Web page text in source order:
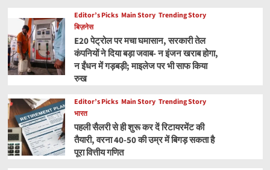
Editor’s Picks Main Story Trending Story
बिज़नेस
E20 पेट्रोल पर मचा घमासान, सरकारी तेल
कंपनियों ने दिया बड़ा जवाब- न इंजन खराब होगा,
न ईंधन में गड़बड़ी; माइलेज पर भी साफ किया
रुख
Editor’s Picks Main Story Trending Story
भारत
पहली सैलरी से ही शुरू कर दें रिटायरमेंट की
तैयारी, वरना 40-50 की उम्र में बिगड़ सकता है
पूरा वित्तीय गणित